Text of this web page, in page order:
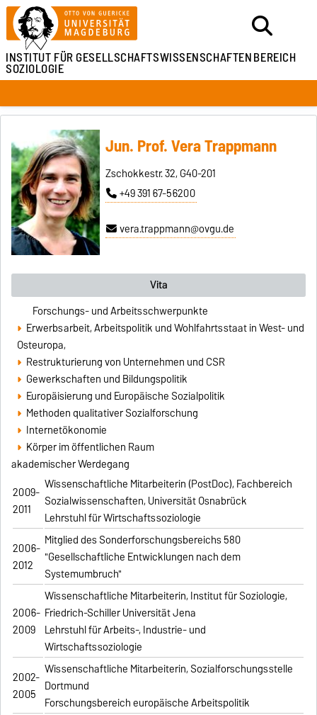
INSTITUT FÜRGESELLSCHAFTSWISSENSCHAFTENBEREICH
SOZIOLOGIE
Jun. Prof. Vera Trappmann
Zschokkestr. 32, G40-201
+49 391 67-56200
vera.trappmann@ovgu.de
Vita
Forschungs- und Arbeitsschwerpunkte
Erwerbsarbeit, Arbeitspolitik und Wohlfahrtsstaat in West- und
Osteuropa,
Restrukturierung von Unternehmen und CSR
Gewerkschaften und Bildungspolitik
Europäisierung und Europäische Sozialpolitik
Methoden qualitativer Sozialforschung
Internetökonomie
Körper im öffentlichen Raum
akademischer Werdegang
2009-
2011
Wissenschaftliche Mitarbeiterin (PostDoc), Fachbereich
Sozialwissenschaften, Universität Osnabrück
Lehrstuhl für Wirtschaftssoziologie
2006-
2012
Mitglied des Sonderforschungsbereichs 580
"Gesellschaftliche Entwicklungen nach dem
Systemumbruch"
2006-
2009
Wissenschaftliche Mitarbeiterin, Institut für Soziologie,
Friedrich-Schiller Universität Jena
Lehrstuhl für Arbeits-, Industrie- und
Wirtschaftssoziologie
2002-
2005
Wissenschaftliche Mitarbeiterin, Sozialforschungsstelle
Dortmund
Forschungsbereich europäische Arbeitspolitik